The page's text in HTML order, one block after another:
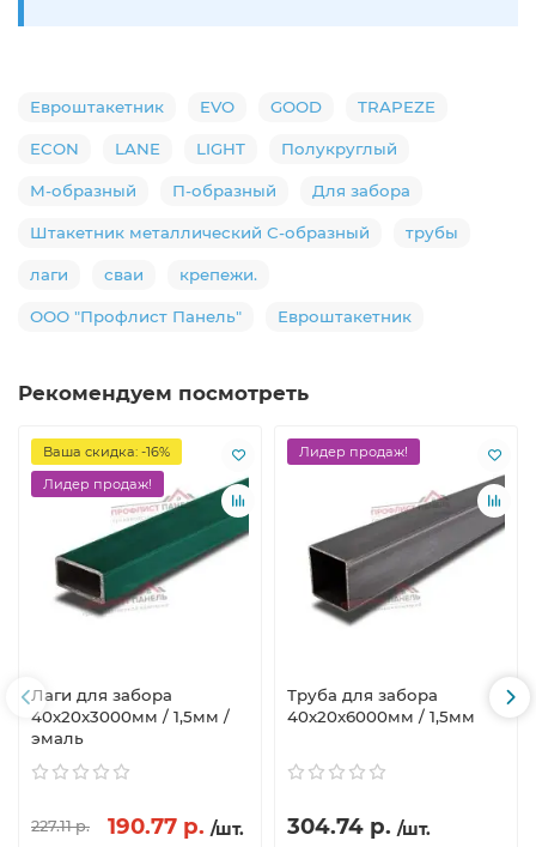
Евроштакетник EVO GOOD TRAPEZE
ECON LANE LIGHT Полукруглый
М-образный П-образный Для забора
Штакетник металлический С-образный трубы
лаги сваи крепежи.
ООО "Профлист Панель" Евроштакетник
Рекомендуем посмотреть
Ваша скидка: -16%
Лидер продаж!
Лаги для забора
40х20x3000мм / 1,5мм /
эмаль
227.11 р. 190.77 р. /шт.
Лидер продаж!
Труба для забора
40х20x6000мм / 1,5мм
304.74 р. /шт.